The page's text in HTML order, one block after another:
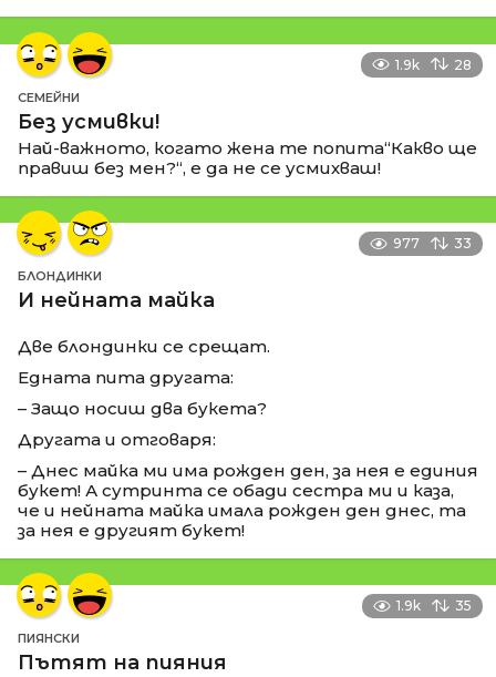
1.9k 28
СЕМЕЙНИ
Без усмивки!
Най-важното, когато жена те попита“Какво ще
правиш без мен?“, е да не се усмихваш!
977 33
БЛОНДИНКИ
И нейната майка
Две блондинки се срещат.
Едната пита другата:
– Защо носиш два букета?
Другата и отговаря:
– Днес майка ми има рожден ден, за нея е единия
букет! А сутринта се обади сестра ми и каза,
че и нейната майка имала рожден ден днес, та
за нея е другият букет!
1.9k 35
ПИЯНСКИ
Пътят на пияния